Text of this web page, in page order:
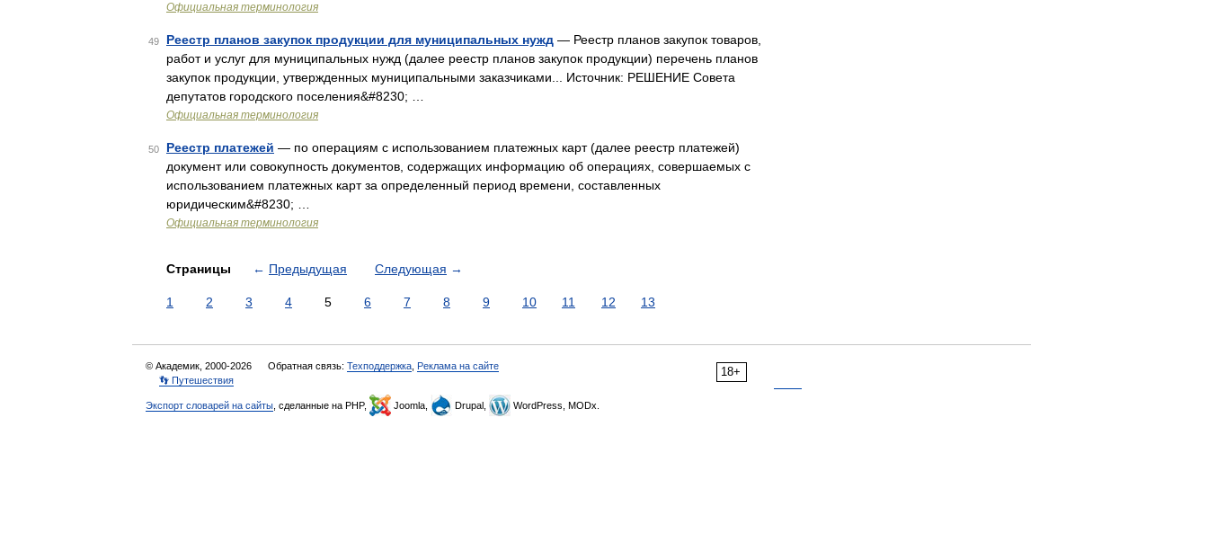
Официальная терминология
49 Реестр планов закупок продукции для муниципальных нужд — Реестр планов закупок товаров,
работ и услуг для муниципальных нужд (далее реестр планов закупок продукции) перечень планов
закупок продукции, утвержденных муниципальными заказчиками... Источник: РЕШЕНИЕ Совета
депутатов городского поселения&#8230; …
Официальная терминология
50 Реестр платежей — по операциям с использованием платежных карт (далее реестр платежей)
документ или совокупность документов, содержащих информацию об операциях, совершаемых с
использованием платежных карт за определенный период времени, составленных
юридическим&#8230; …
Официальная терминология
Страницы ← Предыдущая Следующая →
1 2 3 4 5 6 7 8 9 10 11 12 13
18+
© Академик, 2000-2026 Обратная связь: Техподдержка Реклама на сайте
👣 Путешествия
Экспорт словарей на сайты , сделанные на PHP, Joomla, Drupal, WordPress, MODx.